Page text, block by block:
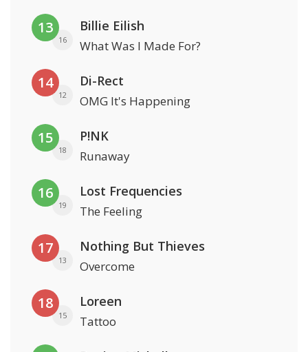
13
16
Billie Eilish
What Was I Made For?
14
12
Di-Rect
OMG It's Happening
15
18
P!NK
Runaway
16
19
Lost Frequencies
The Feeling
17
13
Nothing But Thieves
Overcome
18
15
Loreen
Tattoo